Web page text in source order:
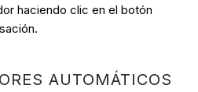
haciendo clic en el botón
AUTOMÁTICOS